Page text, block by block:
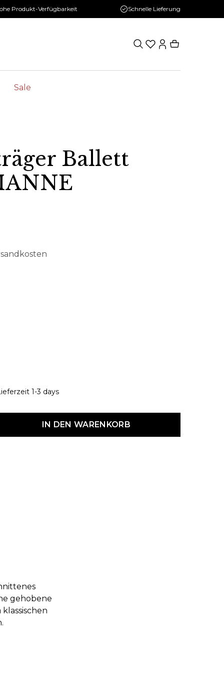
Produkt-Verfügbarkeit Schnelle Lieferung
Sale
Ballett
1-3 days
IN DEN WARENKORB
gehobene